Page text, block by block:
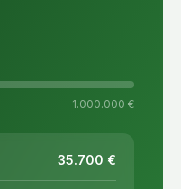
1.000.000 €
35.700 €